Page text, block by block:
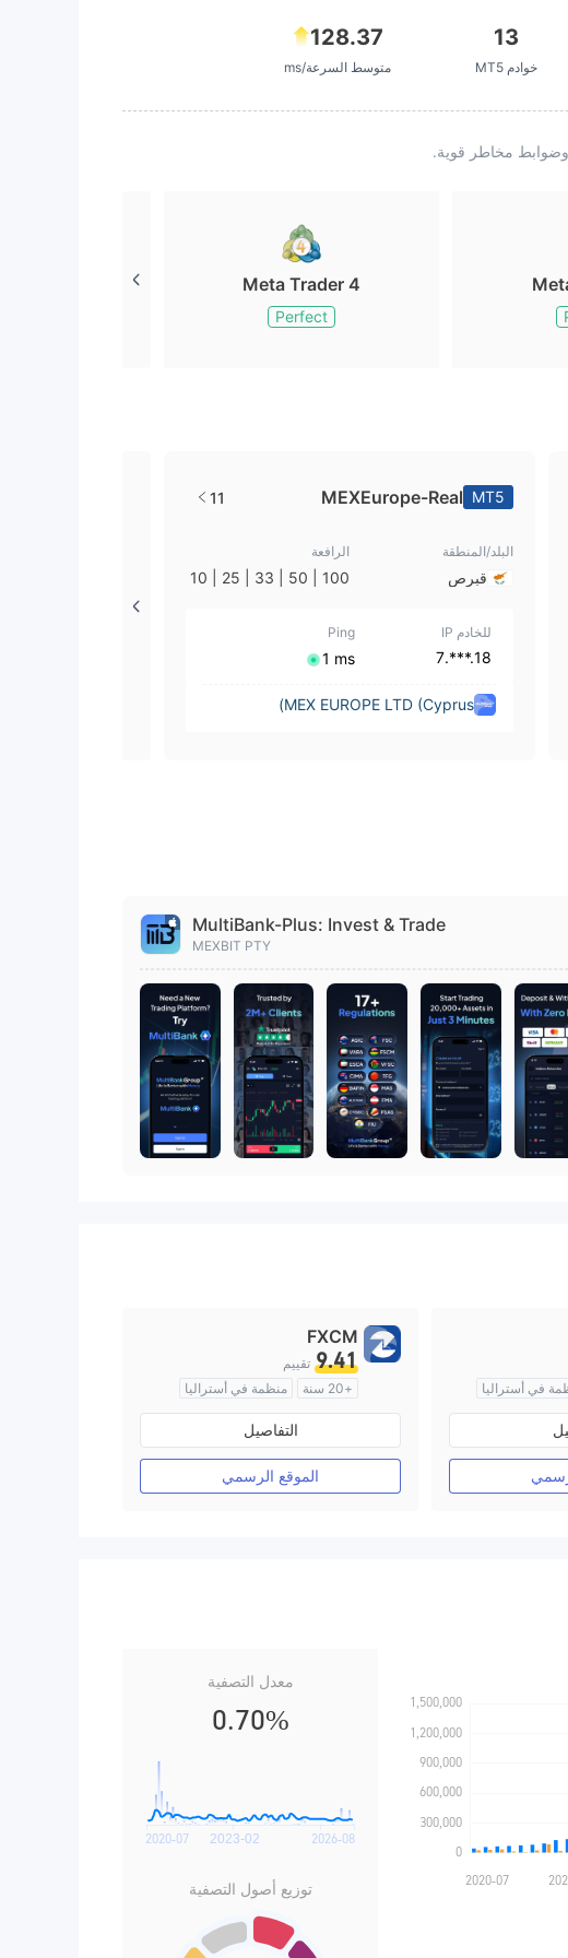
13
خوادم MT5
128.37
متوسط السرعة/ms
Meta Trader 4
Perfect
MT5
MEXEurope-Real
11
البلد/المنطقة
قبرص
الرافعة
100 | 50 | 33 | 25 | 10
للخادم IP
18.***.7
Ping
⁦1 ms⁩
MEX EUROPE LTD (Cyprus)
MultiBank-Plus: Invest & Trade
MEXBIT PTY
في أستراليا
بحث ذاتي
FXCM
9.41 تقييم
+20 سنة
منظمة في أستراليا
صناعة السوق (MM)
رخصة كاملة ميتاتريدر ٤
التفاصيل
الموقع الرسمي
معدل التصفية
0.70%
توزيع أصول التصفية